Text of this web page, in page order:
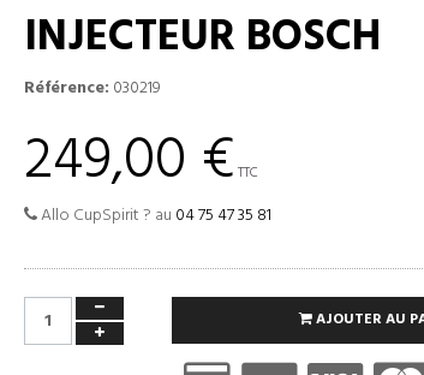
INJECTEUR BOSCH
Référence: 030219
249,00 € TTC
Allo CupSpirit ? au 04 75 47 35 81
AJOUTER AU